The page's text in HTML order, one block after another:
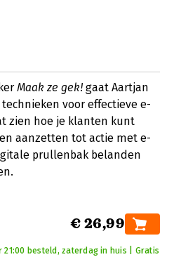
Maak ze gek! gaat Aartjan
voor effectieve e-
zien hoe je klanten kunt
aanzetten tot actie met e-
prullenbak belanden
€ 26,99
besteld, zaterdag in huis | Gratis